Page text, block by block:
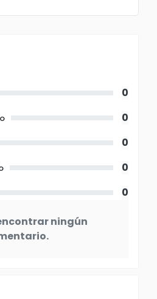
0
0
0
0
0
ningún